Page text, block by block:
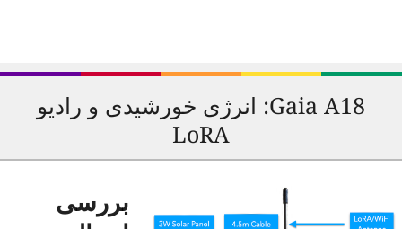
Gaia A18: انرژی خورشیدی و رادیو
LoRA
بررسی